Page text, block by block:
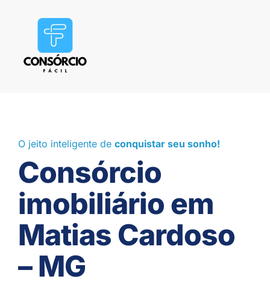
O jeito inteligente de conquistar seu sonho!
Consórcio
imobiliário em
Matias Cardoso
– MG